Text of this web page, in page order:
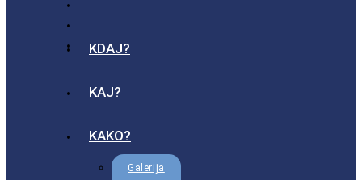
KDAJ?
KAJ?
KAKO?
Galerija